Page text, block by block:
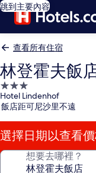
跳到主要內容
查看所有住宿
林登霍夫飯
3.0
星
級
住
宿
Hotel Lindenhof
飯店距可尼沙里不遠
選擇日期以查看
想要去哪裡？